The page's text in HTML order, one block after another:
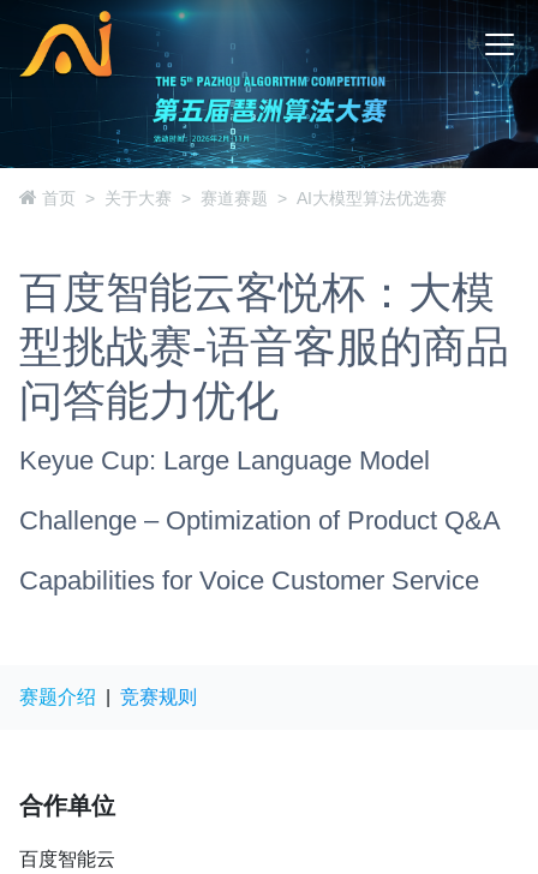
首页 关于大赛 赛道赛题 AI大模型算法优选赛
百度智能云客悦杯：大模
型挑战赛-语音客服的商品
问答能力优化
Keyue Cup: Large Language Model
Challenge – Optimization of Product Q&A
Capabilities for Voice Customer Service
赛题介绍 竞赛规则
合作单位
百度智能云